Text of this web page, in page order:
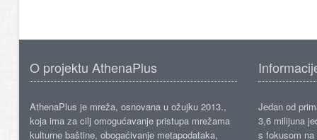
O projektu AthenaPlus
AthenaPlus je mreža, osnovana u ožujku 2013.,
koja ima za cilj omogućavanje pristupa mrežama
kulturne baštine, obogaćivanje metapodataka,
Jedan od
3,6 milijuna
s fokusom